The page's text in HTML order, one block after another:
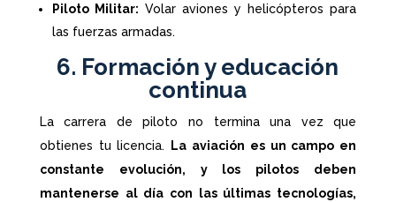
Piloto Militar: Volar aviones y helicópteros para
las fuerzas armadas.
6. Formación y educación
continua
La carrera de piloto no termina una vez que
obtienes tu licencia.
La aviación es un campo en
constante evolución, y los pilotos deben
mantenerse al día con las últimas tecnologías,